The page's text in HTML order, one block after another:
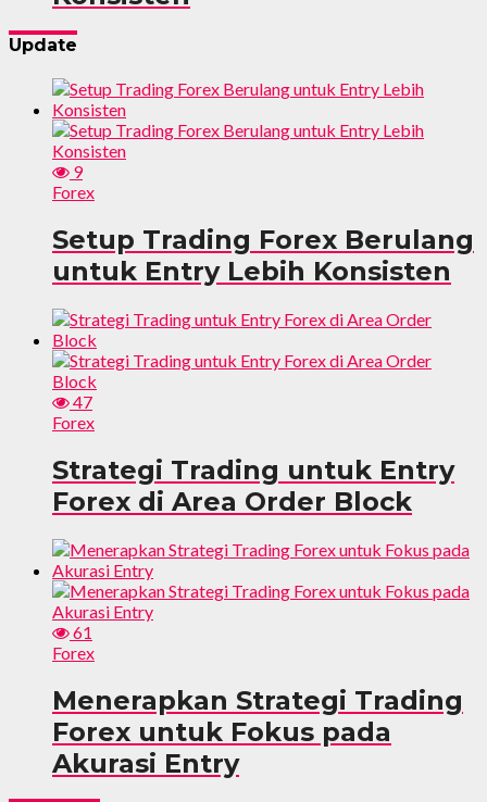
Update
9
Forex
Setup Trading Forex Berulang
untuk Entry Lebih Konsisten
47
Forex
Strategi Trading untuk Entry
Forex di Area Order Block
61
Forex
Menerapkan Strategi Trading
Forex untuk Fokus pada
Akurasi Entry